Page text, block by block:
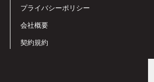
プライバシーポリシー
会社概要
契約規約